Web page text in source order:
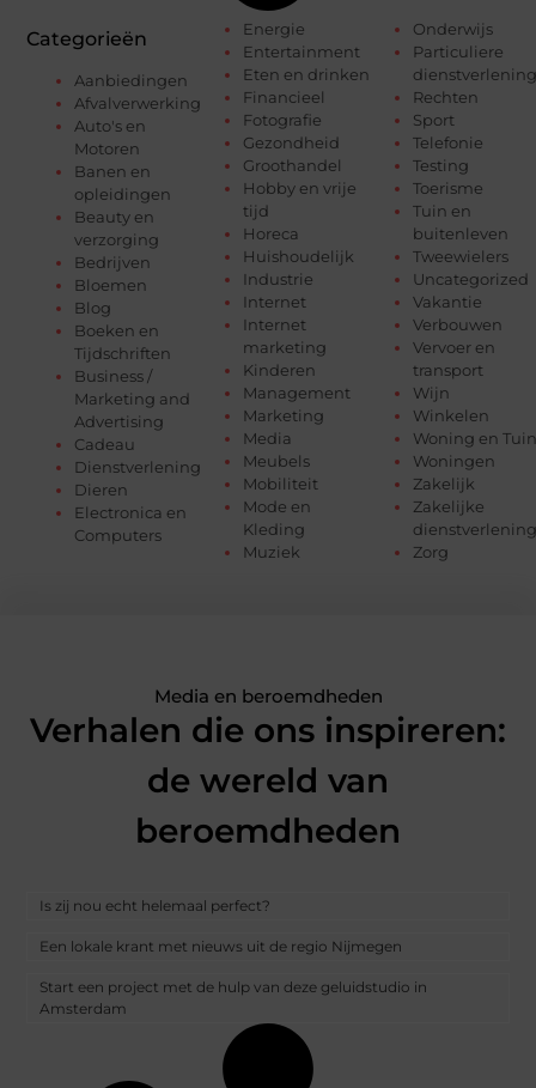
Categorieën
Aanbiedingen
Afvalverwerking
Auto's en
Motoren
Banen en
opleidingen
Beauty en
verzorging
Bedrijven
Bloemen
Blog
Boeken en
Tijdschriften
Business /
Marketing and
Advertising
Cadeau
Dienstverlening
Dieren
Electronica en
Computers
Energie
Entertainment
Eten en drinken
Financieel
Fotografie
Gezondheid
Groothandel
Hobby en vrije
tijd
Horeca
Huishoudelijk
Industrie
Internet
Internet
marketing
Kinderen
Management
Marketing
Media
Meubels
Mobiliteit
Mode en
Kleding
Muziek
Onderwijs
Particuliere
dienstverlening
Rechten
Sport
Telefonie
Testing
Toerisme
Tuin en
buitenleven
Tweewielers
Uncategorized
Vakantie
Verbouwen
Vervoer en
transport
Wijn
Winkelen
Woning en Tuin
Woningen
Zakelijk
Zakelijke
dienstverlening
Zorg
Media en beroemdheden
Verhalen die ons inspireren:
de wereld van
beroemdheden
Is zij nou echt helemaal perfect?
Een lokale krant met nieuws uit de regio Nijmegen
Start een project met de hulp van deze geluidstudio in
Amsterdam